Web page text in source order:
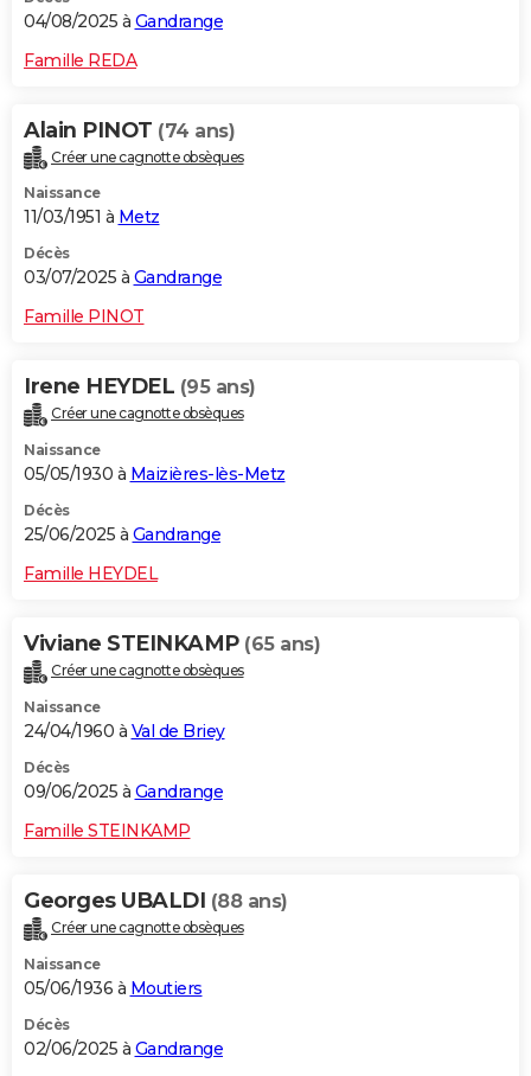
04/08/2025 à Gandrange
Famille REDA
Alain PINOT (74 ans)
Créer une cagnotte obsèques
Naissance
11/03/1951 à Metz
Décès
03/07/2025 à Gandrange
Famille PINOT
Irene HEYDEL (95 ans)
Créer une cagnotte obsèques
Naissance
05/05/1930 à Maizières-lès-Metz
Décès
25/06/2025 à Gandrange
Famille HEYDEL
Viviane STEINKAMP (65 ans)
Créer une cagnotte obsèques
Naissance
24/04/1960 à Val de Briey
Décès
09/06/2025 à Gandrange
Famille STEINKAMP
Georges UBALDI (88 ans)
Créer une cagnotte obsèques
Naissance
05/06/1936 à Moutiers
Décès
02/06/2025 à Gandrange